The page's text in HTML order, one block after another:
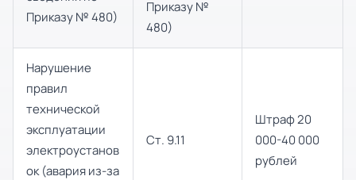
Приказу № 480)
Приказу №
480)
Нарушение
правил
технической
эксплуатации
электроустанов
ок (авария из-за
Ст. 9.11
Штраф 20
000-40 000
рублей